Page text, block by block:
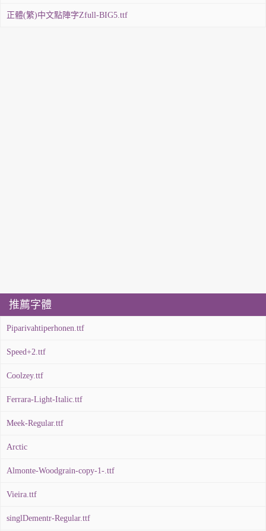
正體(繁)中文點陣字Zfull-BIG5.ttf
推薦字體
Piparivahtiperhonen.ttf
Speed+2.ttf
Coolzey.ttf
Ferrara-Light-Italic.ttf
Meek-Regular.ttf
Arctic
Almonte-Woodgrain-copy-1-.ttf
Vieira.ttf
singlDementr-Regular.ttf